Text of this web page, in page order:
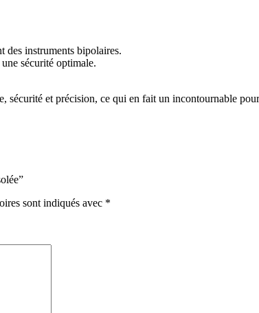
des instruments bipolaires.
sécurité optimale.
sécurité et précision, ce qui en fait un incontournable
sont indiqués avec *